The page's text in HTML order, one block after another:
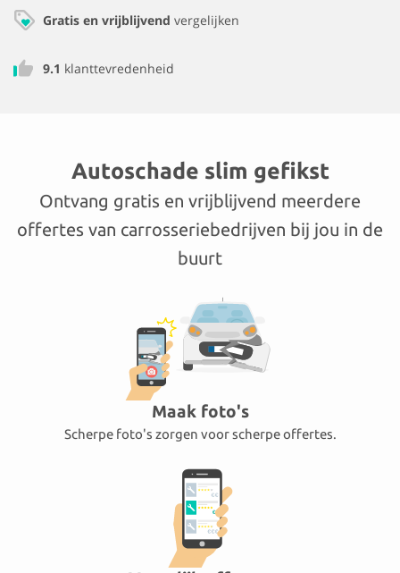
Gratis en vrijblijvend vergelijken
9.1 klanttevredenheid
Autoschade slim gefikst
Ontvang gratis en vrijblijvend meerdere
offertes van carrosseriebedrijven bij jou in de
buurt
Maak foto's
Scherpe foto's zorgen voor scherpe offertes.